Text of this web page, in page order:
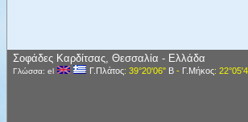
Σοφάδες Καρδίτσας, Θεσσαλία - Ελλάδα
Γλώσσα: el Γ.Πλάτος: 39°20'06" Β- Γ.Μήκος: